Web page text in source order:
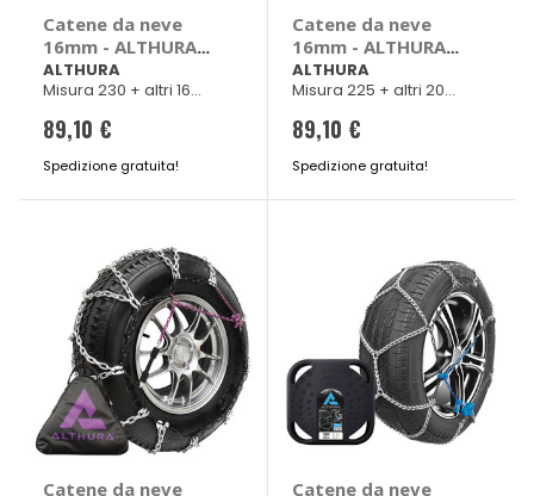
Catene da neve
16mm - ALTHURA
Citroen Jumper,
Dacia Duster, Fiat
Daily, Jeep
Wrangler, Kia
Sportage, Lada
Niva, Mitsubishi
Interstar, X-Trail
ALTHURA
Misura 230 + altri 16
89,10 €
Spedizione gratuita!
Catene da neve
16mm - ALTHURA
Citroen Jumper,
Fiat Ducato, Ford
Hyundai H1, Starex,
Iveco New Daily,
Kia Sportage, Lada
Niva, Land Rover
ALTHURA
Misura 225 + altri 20
89,10 €
Spedizione gratuita!
Catene da neve
Catene da neve